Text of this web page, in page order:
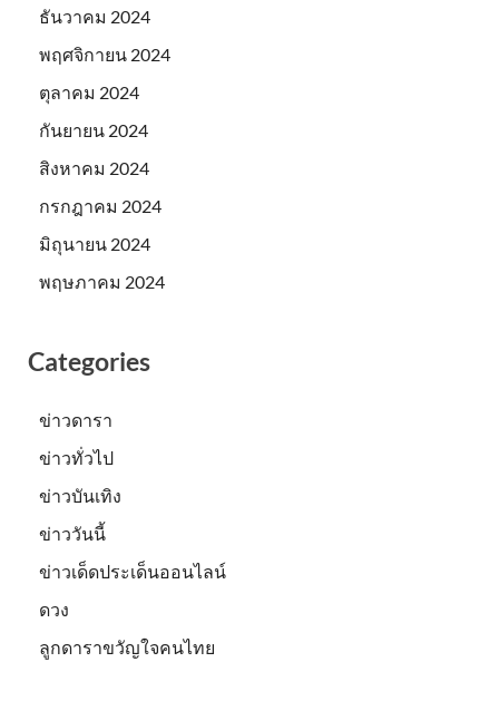
ธันวาคม 2024
พฤศจิกายน 2024
ตุลาคม 2024
กันยายน 2024
สิงหาคม 2024
กรกฎาคม 2024
มิถุนายน 2024
พฤษภาคม 2024
Categories
ข่าวดารา
ข่าวทั่วไป
ข่าวบันเทิง
ข่าววันนี้
ข่าวเด็ดประเด็นออนไลน์
ดวง
ลูกดาราขวัญใจคนไทย